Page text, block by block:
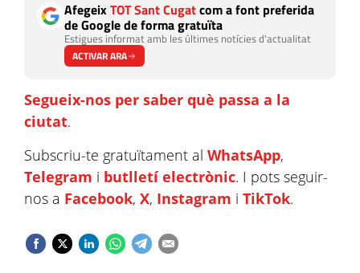
AfegeixTOT Sant Cugatcom a font preferida
de Google de forma gratuïta
Estigues informat amb les últimes notícies d'actualitat
ACTIVAR ARA
Segueix-nos per saber què passa a la
ciutat.
Subscriu-te gratuïtament al WhatsApp,
Telegram i butlletí electrònic. I pots seguir-
nos a Facebook, X, Instagram i TikTok.